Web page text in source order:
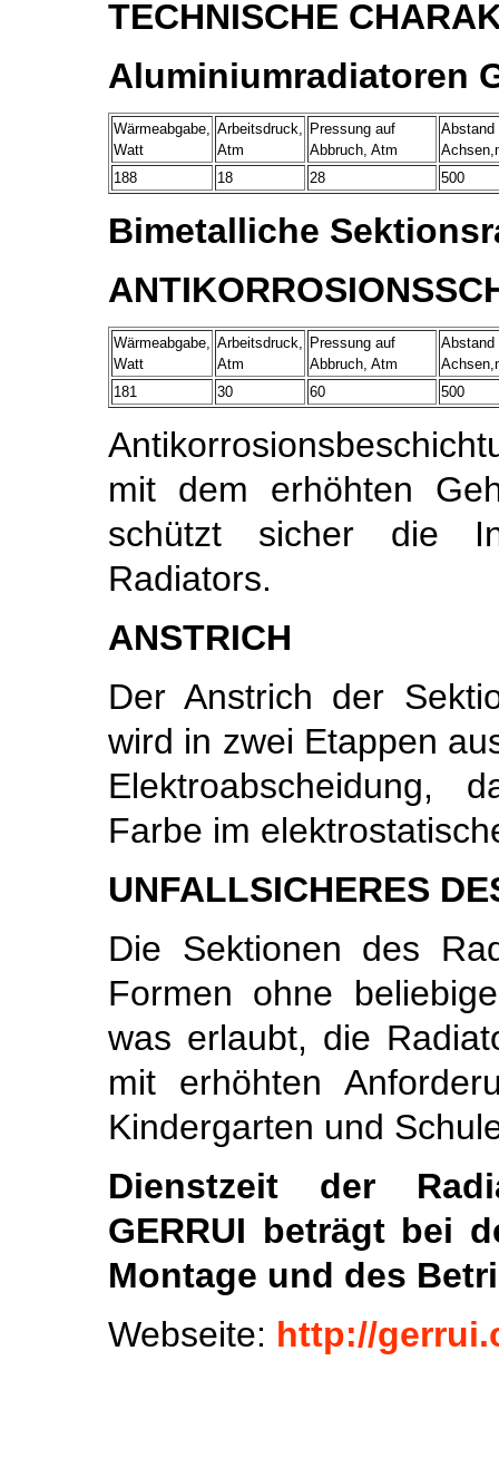
TECHNISCHE
Aluminiumradiatoren
Wärmeabgabe,
Watt
Arbeitsdruck,
Atm
Pressung auf
Abbruch, Atm
Abstand
188
18 28 500
Bimetalliche
Wärmeabgabe,
Watt
Arbeitsdruck,
Atm
Pressung auf
Abbruch, Atm
Abstand
181
30 60 500
mit dem erhöhten
schützt sicher die
Radiators.
ANSTRICH
Der Anstrich der
wird in zwei Etappen
Elektroabscheidung,
Farbe im
UNFALLSICHERES
Die Sektionen des
Formen ohne
was erlaubt, die
mit erhöhten
Kindergarten und
Dienstzeit der
GERRUI beträgt bei
Montage und des
Webseite: http://